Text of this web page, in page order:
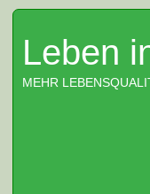
Leben
MEHR